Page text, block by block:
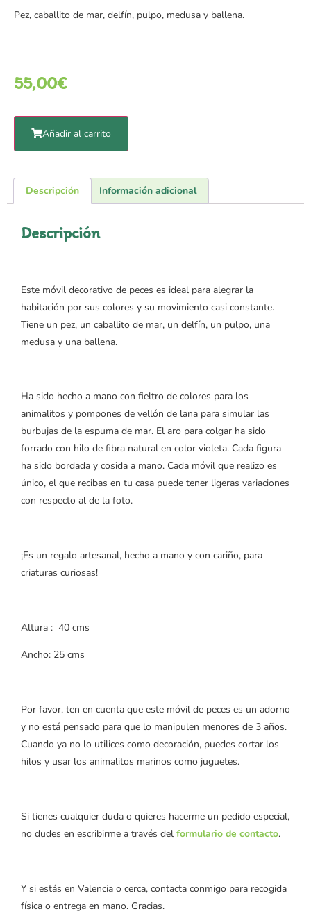
Pez, caballito de mar, delfín, pulpo, medusa y ballena.
55,00€
Añadir al carrito
Descripción Información adicional
Descripción
Este móvil decorativo de peces es ideal para alegrar la
habitación por sus colores y su movimiento casi constante.
Tiene un pez, un caballito de mar, un delfín, un pulpo, una
medusa y una ballena.
Ha sido hecho a mano con fieltro de colores para los
animalitos y pompones de vellón de lana para simular las
burbujas de la espuma de mar. El aro para colgar ha sido
forrado con hilo de fibra natural en color violeta. Cada figura
ha sido bordada y cosida a mano. Cada móvil que realizo es
único, el que recibas en tu casa puede tener ligeras variaciones
con respecto al de la foto.
¡Es un regalo artesanal, hecho a mano y con cariño, para
criaturas curiosas!
Altura : 40 cms
Ancho: 25 cms
Por favor, ten en cuenta que este móvil de peces es un adorno
y no está pensado para que lo manipulen menores de 3 años.
Cuando ya no lo utilices como decoración, puedes cortar los
hilos y usar los animalitos marinos como juguetes.
Si tienes cualquier duda o quieres hacerme un pedido especial,
no dudes en escribirme a través del formulario de contacto.
Y si estás en Valencia o cerca, contacta conmigo para recogida
física o entrega en mano. Gracias.